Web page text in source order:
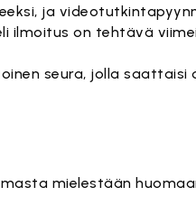
ja
ilmoitus on tehtävä
seura, jolla saattaisi
mielestään